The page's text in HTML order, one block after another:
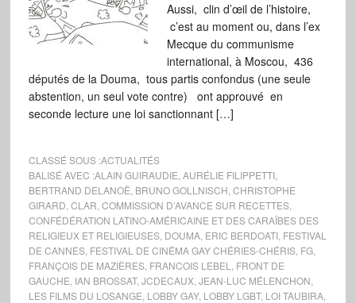
Aussi, clin d’œil de l’histoire,
c’est au moment ou, dans l’ex
Mecque du communisme
international, à Moscou, 436
députés de la Douma, tous partis confondus (une seule
abstention, un seul vote contre) ont approuvé en
seconde lecture une loi sanctionnant […]
CLASSÉ SOUS :ACTUALITÉS
BALISÉ AVEC :ALAIN GUIRAUDIE AURÉLIE FILIPPETTI,
BERTRAND DELANOË BRUNO GOLLNISCH CHRISTOPHE
GIRARD CLAR COMMISSION D’AVANCE SUR RECETTES,
CONFÉDÉRATION LATINO-AMÉRICAINE ET DES CARAÏBES DES
RELIGIEUX ET RELIGIEUSES, DOUMA, ERIC BERDOATI, FESTIVAL
DE CANNES, FESTIVAL DE CINÉMA GAY CHÉRIES-CHÉRIS, FG,
FRANÇOIS DE MAZIÈRES, FRANCOIS LEBEL
FRONT DE
GAUCHE IAN BROSSAT, JCDECAUX, JEAN-LUC MÉLENCHON
LES FILMS DU LOSANGE LOBBY GAY, LOBBY LGBT, LOI TAUBIRA,